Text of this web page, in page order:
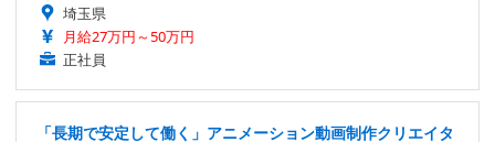
埼玉県
月給27万円～50万円
正社員
「長期で安定して働く」アニメーション動画制作クリエイタ